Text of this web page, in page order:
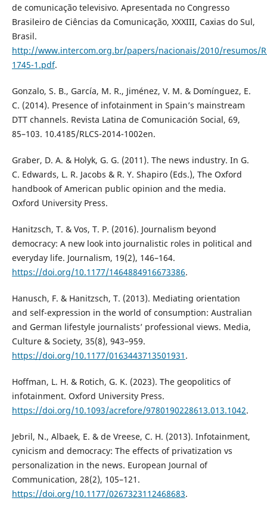
de comunicação televisivo. Apresentada no Congresso
Brasileiro de Ciências da Comunicação, XXXIII, Caxias do Sul,
Brasil.
http://www.intercom.org.br/papers/nacionais/2010/resumos/
1745-1.pdf.
Gonzalo, S. B., García, M. R., Jiménez, V. M. & Domínguez, E.
C. (2014). Presence of infotainment in Spain’s mainstream
DTT channels. Revista Latina de Comunicación Social, 69,
85–103. 10.4185/RLCS-2014-1002en.
Graber, D. A. & Holyk, G. G. (2011). The news industry. In G.
C. Edwards, L. R. Jacobs & R. Y. Shapiro (Eds.), The Oxford
handbook of American public opinion and the media.
Oxford University Press.
Hanitzsch, T. & Vos, T. P. (2016). Journalism beyond
democracy: A new look into journalistic roles in political and
everyday life. Journalism, 19(2), 146–164.
https://doi.org/10.1177/1464884916673386.
Hanusch, F. & Hanitzsch, T. (2013). Mediating orientation
and self-expression in the world of consumption: Australian
and German lifestyle journalists’ professional views. Media,
Culture & Society, 35(8), 943–959.
https://doi.org/10.1177/0163443713501931 .
Hoffman, L. H. & Rotich, G. K. (2023). The geopolitics of
infotainment. Oxford University Press.
https://doi.org/10.1093/acrefore/9780190228613.013.1042.
Jebril, N., Albaek, E. & de Vreese, C. H. (2013). Infotainment,
cynicism and democracy: The effects of privatization vs
personalization in the news. European Journal of
Communication, 28(2), 105–121.
https://doi.org/10.1177/0267323112468683.